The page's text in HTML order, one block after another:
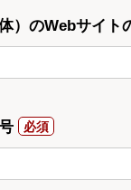
）のWebサイト